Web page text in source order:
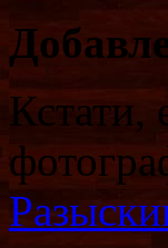
Кстати,